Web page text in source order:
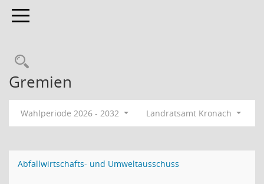
Toggle navigation
Rechercheauswahl
Gremien
Wahlperiode 2026 - 2032 Landratsamt Kronach
Abfallwirtschafts- und Umweltausschuss